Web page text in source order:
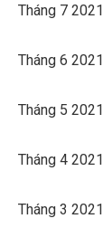
Tháng 7 2021
Tháng 6 2021
Tháng 5 2021
Tháng 4 2021
Tháng 3 2021